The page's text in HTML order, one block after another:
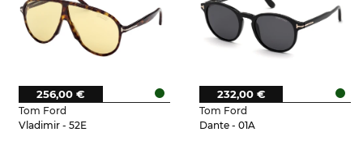
Tom Ford
Vladimir - 52E
256,00 €
Tom Ford
Dante - 01A
232,00 €